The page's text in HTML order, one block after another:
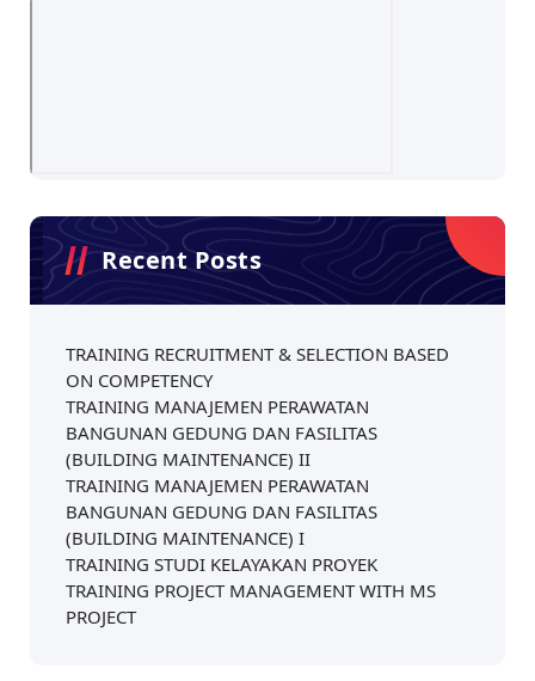
Recent Posts
TRAINING RECRUITMENT & SELECTION BASED
ON COMPETENCY
TRAINING MANAJEMEN PERAWATAN
BANGUNAN GEDUNG DAN FASILITAS
(BUILDING MAINTENANCE) II
TRAINING MANAJEMEN PERAWATAN
BANGUNAN GEDUNG DAN FASILITAS
(BUILDING MAINTENANCE) I
TRAINING STUDI KELAYAKAN PROYEK
TRAINING PROJECT MANAGEMENT WITH MS
PROJECT